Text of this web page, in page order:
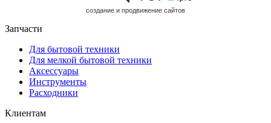
cоздание и продвижение сайтов
Запчасти
Для бытовой техники
Для мелкой бытовой техники
Аксессуары
Инструменты
Расходники
Клиентам